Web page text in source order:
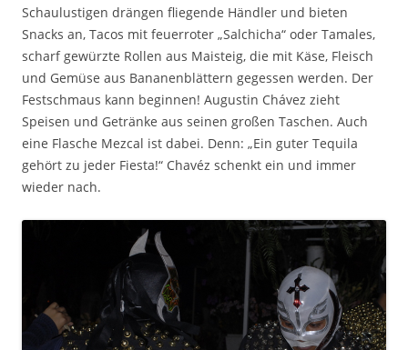
Schaulustigen drängen fliegende Händler und bieten
Snacks an, Tacos mit feuerroter „Salchicha“ oder Tamales,
scharf gewürzte Rollen aus Maisteig, die mit Käse, Fleisch
und Gemüse aus Bananenblättern gegessen werden. Der
Festschmaus kann beginnen! Augustin Chávez zieht
Speisen und Getränke aus seinen großen Taschen. Auch
eine Flasche Mezcal ist dabei. Denn: „Ein guter Tequila
gehört zu jeder Fiesta!“ Chavéz schenkt ein und immer
wieder nach.